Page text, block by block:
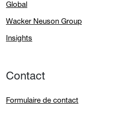
Global
Wacker Neuson Group
Insights
Contact
Formulaire de contact